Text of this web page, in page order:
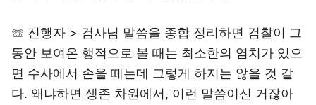
☏ 진행자 > 검사님 말씀을 종합 정리하면 검찰이 그
동안 보여온 행적으로 볼 때는 최소한의 염치가 있으
면 수사에서 손을 떼는데 그렇게 하지는 않을 것 같
다. 왜냐하면 생존 차원에서, 이런 말씀이신 거잖아